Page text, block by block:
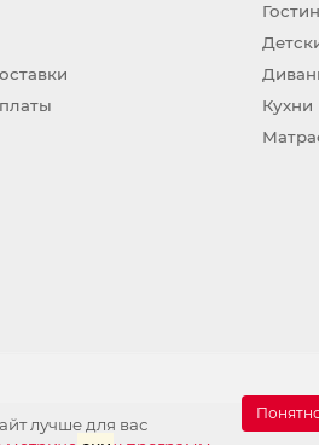
лучше для вас
Кухни